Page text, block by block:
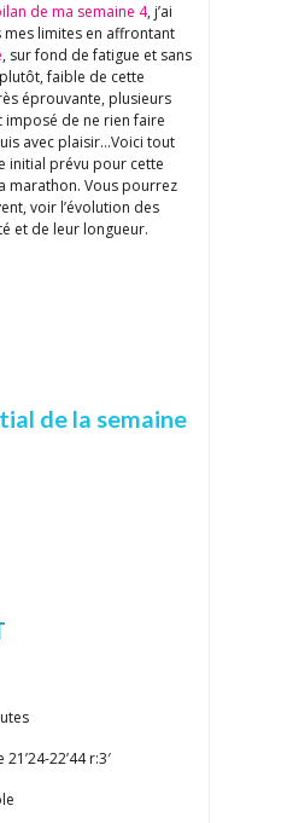
de ma semaine 4, j’ai
limites en affrontant
, sur fond de fatigue et sans
faible de cette
éprouvante, plusieurs
imposé de ne rien faire
avec plaisir…Voici tout
initial prévu pour cette
marathon. Vous pourrez
voir l’évolution des
et de leur longueur.
de la semaine
22’44 r:3′